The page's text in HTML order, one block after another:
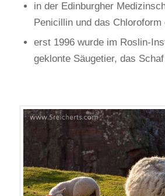
in der Edinburgher
Penicillin und das Chloroform
erst 1996 wurde im Roslin-
geklonte Säugetier, das Schaf